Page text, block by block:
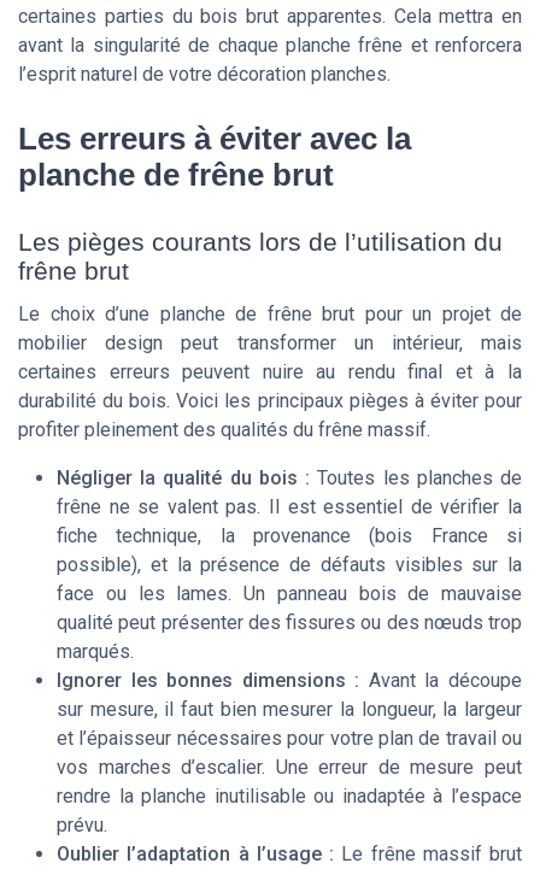
certaines parties du bois brut apparentes. Cela mettra en
avant la singularité de chaque planche frêne et renforcera
l’esprit naturel de votre décoration planches.
Les erreurs à éviter avec la
planche de frêne brut
Les pièges courants lors de l’utilisation du
frêne brut
Le choix d’une planche de frêne brut pour un projet de
mobilier design peut transformer un intérieur, mais
certaines erreurs peuvent nuire au rendu final et à la
durabilité du bois. Voici les principaux pièges à éviter pour
profiter pleinement des qualités du frêne massif.
Négliger la qualité du bois : Toutes les planches de
frêne ne se valent pas. Il est essentiel de vérifier la
fiche technique, la provenance (bois France si
possible), et la présence de défauts visibles sur la
face ou les lames. Un panneau bois de mauvaise
qualité peut présenter des fissures ou des nœuds trop
marqués.
Ignorer les bonnes dimensions : Avant la découpe
sur mesure, il faut bien mesurer la longueur, la largeur
et l’épaisseur nécessaires pour votre plan de travail ou
vos marches d’escalier. Une erreur de mesure peut
rendre la planche inutilisable ou inadaptée à l’espace
prévu.
Oublier l’adaptation à l’usage : Le frêne massif brut